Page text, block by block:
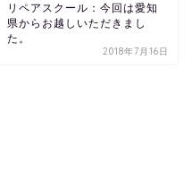
リペアスクール：今回は愛知
県からお越しいただきまし
た。
2018年7月16日